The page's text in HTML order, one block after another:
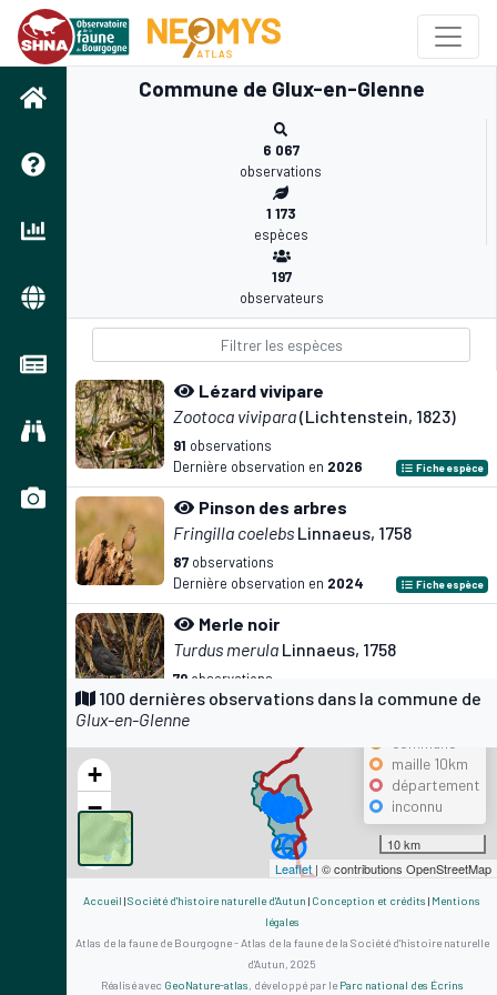
Commune de Glux-en-Glenne
6 067
observations
1 173
espèces
197
observateurs
Lézard vivipare
Zootoca vivipara(Lichtenstein, 1823)
91 observations
Dernière observation en 2026 Fiche espèce
Pinson des arbres
Fringilla coelebs Linnaeus, 1758
87 observations
Dernière observation en 2024 Fiche espèce
Merle noir
Turdus merula Linnaeus, 1758
79 observations
Dernière observation en2024 Fiche espèce
Erithacus rubecula
(Linnaeus, 1758)
observations
Dernière observation en
Troglodyte mignon
Troglodytes troglodytes(Linnaeus, 1758)
Dernière observation en
Fauvette à tête noire
100 dernières observations dans la commune de
Glux-en-Glenne
+
−
Précision
maille 10km
département
inconnu
10 km
Leaflet | © contributions OpenStreetMap
Accueil |Société d'histoire naturelle d'Autun | Conception et crédits | Mentions
légales
Atlas de la faune de Bourgogne - Atlas de la faune de la Société d'histoire naturelle
d'Autun, 2025
Réalisé avec GeoNature-atlas, développé par le Parc national des Écrins